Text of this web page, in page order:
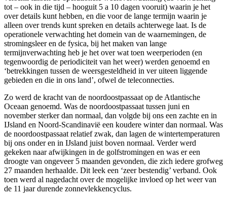
tot – ook in die tijd – hooguit 5 a 10 dagen vooruit) waarin je het
over details kunt hebben, en die voor de lange termijn waarin je
alleen over trends kunt spreken en details achterwege laat. Is de
operationele verwachting het domein van de waarnemingen, de
stromingsleer en de fysica, bij het maken van lange
termijnverwachting heb je het over wat toen weerperioden (en
tegenwoordig de periodiciteit van het weer) werden genoemd en
‘betrekkingen tussen de weersgesteldheid in ver uiteen liggende
gebieden en die in ons land’, ofwel de teleconnecties.
Zo werd de kracht van de noordoostpassaat op de Atlantische
Oceaan genoemd. Was de noordoostpassaat tussen juni en
november sterker dan normaal, dan volgde bij ons een zachte en in
IJsland en Noord-Scandinavië een koudere winter dan normaal. Was
de noordoostpassaat relatief zwak, dan lagen de wintertemperaturen
bij ons onder en in IJsland juist boven normaal. Verder werd
gekeken naar afwijkingen in de golfstromingen en was er een
droogte van ongeveer 5 maanden gevonden, die zich iedere grofweg
27 maanden herhaalde. Dit leek een ‘zeer bestendig’ verband. Ook
toen werd al nagedacht over de mogelijke invloed op het weer van
de 11 jaar durende zonnevlekkencyclus.